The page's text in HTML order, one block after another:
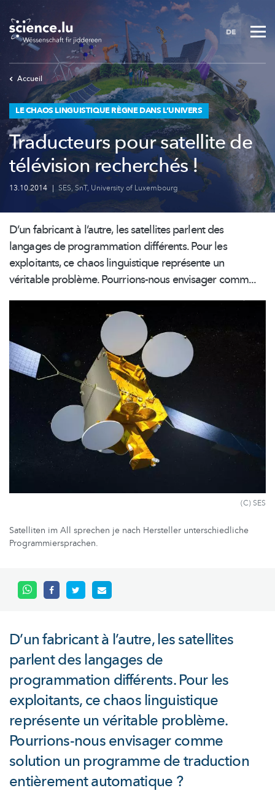
to
main
content
DE
Accueil
LE CHAOS LINGUISTIQUE RÈGNE DANS L’UNIVERS
Traducteurs pour satellite de
télévision recherchés !
13.10.2014 | SES, SnT, University of Luxembourg
D’un fabricant à l’autre, les satellites parlent des
langages de programmation différents. Pour les
exploitants, ce chaos linguistique représente un
véritable problème.Pourrions-nousenvisager comm...
(C) SES
Satelliten im All sprechen je nach Hersteller unterschiedliche
Programmiersprachen.
D’un fabricant à l’autre, les satellites
parlent des langages de
programmation différents. Pour les
exploitants, ce chaos linguistique
représente un véritable problème.
Pourrions-nous envisager comme
solution un programme de traduction
entièrement automatique ?